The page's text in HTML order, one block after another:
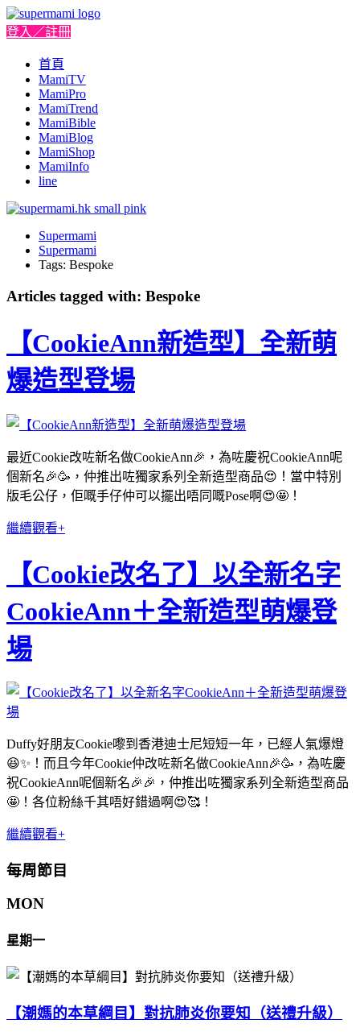
登入／註冊
首頁
MamiTV
MamiPro
MamiTrend
MamiBible
MamiBlog
MamiShop
MamiInfo
line
Supermami
Supermami
Tags: Bespoke
Articles tagged with: Bespoke
【CookieAnn新造型】全新萌
爆造型登場
最近Cookie改咗新名做CookieAnn🎉，為咗慶祝CookieAnn呢
個新名🎉🥳，仲推出咗獨家系列全新造型商品😍！當中特別
版毛公仔，佢嘅手仔仲可以擺出唔同嘅Pose啊😍🤩！
繼續觀看+
【Cookie改名了】以全新名字
CookieAnn＋全新造型萌爆登
場
Duffy好朋友Cookie嚟到香港迪士尼短短一年，已經人氣爆燈
😆✨！而且今年Cookie仲改咗新名做CookieAnn🎉🥳，為咗慶
祝CookieAnn呢個新名🎉🎉，仲推出咗獨家系列全新造型商品
🤩！各位粉絲千其唔好錯過啊😍🥰！
繼續觀看+
每周節目
MON
星期一
【潮媽的本草綱目】對抗肺炎你要知（送禮升級）